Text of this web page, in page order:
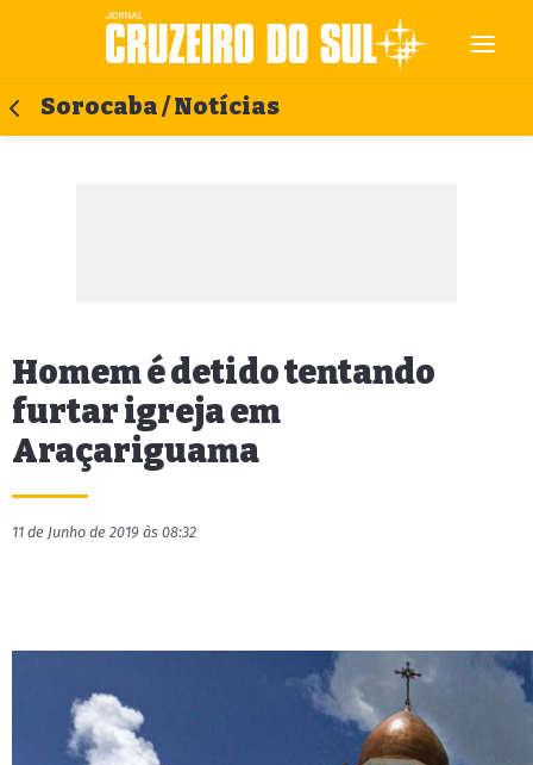
Sorocaba / Notícias
Homem é detido tentando
furtar igreja em
Araçariguama
11 de Junho de 2019 às 08:32